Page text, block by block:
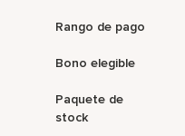
Rango de pago
Bono elegible
Paquete de
stock